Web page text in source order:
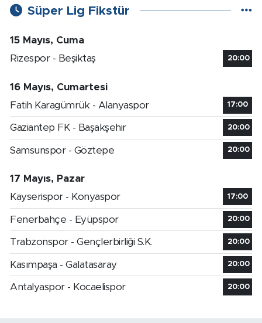
Süper Lig Fikstür
15 Mayıs, Cuma
Rizespor - Beşiktaş
20:00
16 Mayıs, Cumartesi
Fatih Karagümrük - Alanyaspor
17:00
Gaziantep FK - Başakşehir 20:00
Samsunspor - Göztepe 20:00
17 Mayıs, Pazar
Kayserispor - Konyaspor
17:00
Fenerbahçe - Eyüpspor 20:00
Trabzonspor - Gençlerbirliği S.K. 20:00
Kasımpaşa - Galatasaray 20:00
Antalyaspor - Kocaelispor 20:00